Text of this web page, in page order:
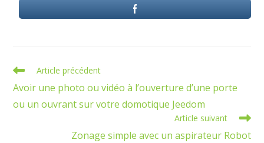
Article précédent
Avoir une photo ou vidéo à l’ouverture d’une porte
ou un ouvrant sur votre domotique Jeedom
Article suivant
Zonage simple avec un aspirateur Robot